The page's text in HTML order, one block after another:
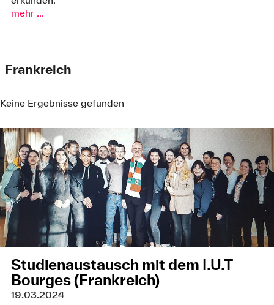
mehr ...
Frankreich
Keine Ergebnisse gefunden
Studienaustausch mit dem I.U.T
Bourges (Frankreich)
19.03.2024